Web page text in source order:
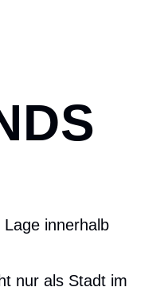
innerhalb
nur als Stadt im